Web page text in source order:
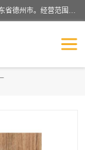
宁津县博涵机械有限公司成立于2016年，注册地位于山东省德州市。经营范围包括：机械设备研发、生产及销售，铸造用造型材料生产、销售，玻璃纤维及制品制造、销售，汽车零配件零售，机械零件、零部件加工，机械零件、零部件销售等；主要产品有：纤维过滤网,陶瓷过滤器,泡沫陶瓷过滤器,耐高温纤维过滤器,铸铁过滤器,铸铜过滤网,铸铝过滤网,铝轮毂过滤网,高效过滤网,高效陶瓷过滤网,高效纤维过滤网。